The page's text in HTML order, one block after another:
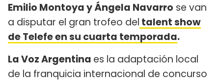
Emilio Montoya y Ángela Navarro se van
a disputar el gran trofeo del talent show
de Telefe en su cuarta temporada.
La Voz Argentina es la adaptación local
de la franquicia internacional de concurso